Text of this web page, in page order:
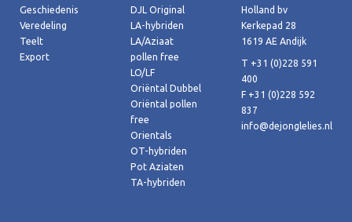
Geschiedenis
Veredeling
Teelt
Export
DJL Original
LA-hybriden
LA/Aziaat
pollen free
LO/LF
Oriëntal Dubbel
Oriëntal pollen
free
Orientals
OT-hybriden
Pot Aziaten
TA-hybriden
Holland bv
Kerkepad 28
1619 AE Andijk
T +31 (0)228 591
400
F +31 (0)228 592
837
info@dejonglelies.nl